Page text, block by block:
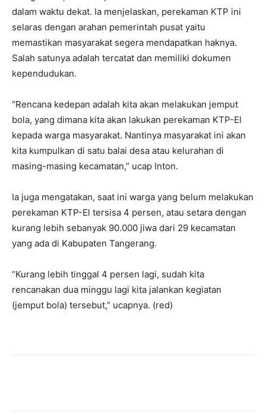
dalam waktu dekat. Ia menjelaskan, perekaman KTP ini
selaras dengan arahan pemerintah pusat yaitu
memastikan masyarakat segera mendapatkan haknya.
Salah satunya adalah tercatat dan memiliki dokumen
kependudukan.
“Rencana kedepan adalah kita akan melakukan jemput
bola, yang dimana kita akan lakukan perekaman KTP-El
kepada warga masyarakat. Nantinya masyarakat ini akan
kita kumpulkan di satu balai desa atau kelurahan di
masing-masing kecamatan,” ucap Inton.
Ia juga mengatakan, saat ini warga yang belum melakukan
perekaman KTP-El tersisa 4 persen, atau setara dengan
kurang lebih sebanyak 90.000 jiwa dari 29 kecamatan
yang ada di Kabupaten Tangerang.
“Kurang lebih tinggal 4 persen lagi, sudah kita
rencanakan dua minggu lagi kita jalankan kegiatan
(jemput bola) tersebut,” ucapnya. (red)